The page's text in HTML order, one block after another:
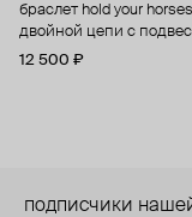
браслет hold your
двойной цепи с
бронзы с родиевым
12 500 ₽
подписчики